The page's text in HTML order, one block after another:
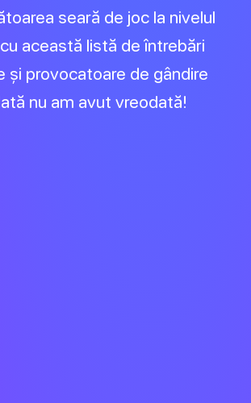
seară de joc la nivelul
această listă de întrebări
și provocatoare de gândire
nu am avut vreodată!